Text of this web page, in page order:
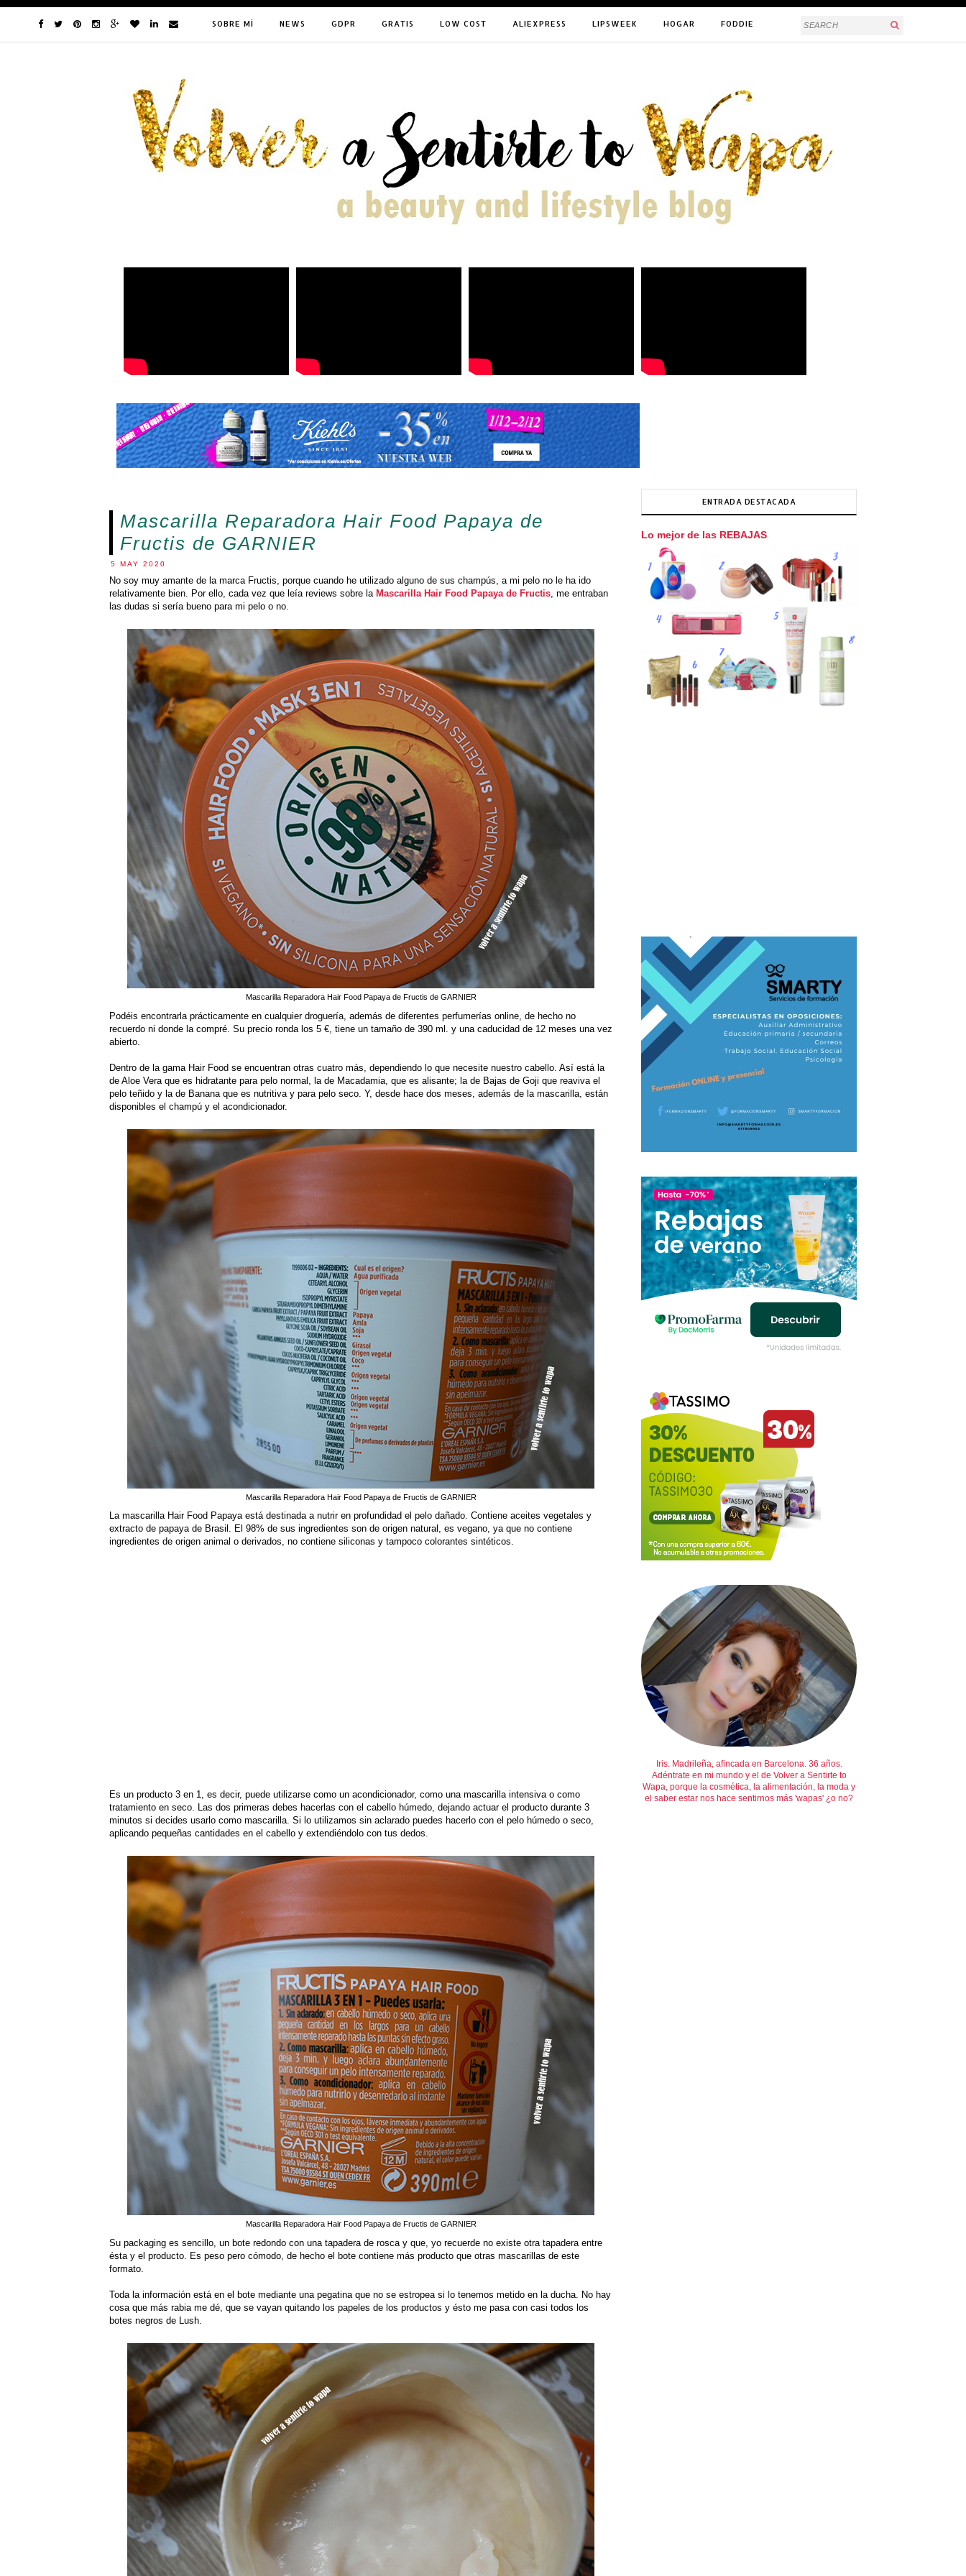
SOBRE MÍ NEWS GDPR GRATIS LOW COST ALIEXPRESS LIPSWEEK HOGAR FODDIE
Mascarilla Reparadora Hair Food Papaya de
Fructis de GARNIER
5 MAY 2020
No soy muy amante de la marca Fructis, porque cuando he utilizado alguno de sus champús, a mi pelo no le ha ido
relativamente bien. Por ello, cada vez que leía reviews sobre la Mascarilla Hair Food Papaya de Fructis, me entraban
las dudas si sería bueno para mi pelo o no.
Mascarilla Reparadora Hair Food Papaya de Fructis de GARNIER
Podéis encontrarla prácticamente en cualquier droguería, además de diferentes perfumerías online, de hecho no
recuerdo ni donde la compré. Su precio ronda los 5 €, tiene un tamaño de 390 ml. y una caducidad de 12 meses una vez
abierto.
Dentro de la gama Hair Food se encuentran otras cuatro más, dependiendo lo que necesite nuestro cabello. Así está la
de Aloe Vera que es hidratante para pelo normal, la de Macadamia, que es alisante; la de Bajas de Goji que reaviva el
pelo teñido y la de Banana que es nutritiva y para pelo seco. Y, desde hace dos meses, además de la mascarilla, están
disponibles el champú y el acondicionador.
Mascarilla Reparadora Hair Food Papaya de Fructis de GARNIER
La mascarilla Hair Food Papaya está destinada a nutrir en profundidad el pelo dañado. Contiene aceites vegetales y
extracto de papaya de Brasil. El 98% de sus ingredientes son de origen natural, es vegano, ya que no contiene
ingredientes de origen animal o derivados, no contiene siliconas y tampoco colorantes sintéticos.
Es un producto 3 en 1, es decir, puede utilizarse como un acondicionador, como una mascarilla intensiva o como
tratamiento en seco. Las dos primeras debes hacerlas con el cabello húmedo, dejando actuar el producto durante 3
minutos si decides usarlo como mascarilla. Si lo utilizamos sin aclarado puedes hacerlo con el pelo húmedo o seco,
aplicando pequeñas cantidades en el cabello y extendiéndolo con tus dedos.
Mascarilla Reparadora Hair Food Papaya de Fructis de GARNIER
Su packaging es sencillo, un bote redondo con una tapadera de rosca y que, yo recuerde no existe otra tapadera entre
ésta y el producto. Es peso pero cómodo, de hecho el bote contiene más producto que otras mascarillas de este
formato.
Toda la información está en el bote mediante una pegatina que no se estropea si lo tenemos metido en la ducha. No hay
cosa que más rabia me dé, que se vayan quitando los papeles de los productos y ésto me pasa con casi todos los
botes negros de Lush.
ENTRADA DESTACADA
Lo mejor de las REBAJAS
Iris. Madrileña, afincada en Barcelona. 36 años.
Adéntrate en mi mundo y el de Volver a Sentirte to
Wapa, porque la cosmética, la alimentación, la moda y
el saber estar nos hace sentirnos más 'wapas' ¿o no?